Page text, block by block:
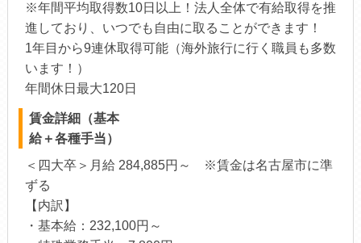
※年間平均取得数10日以上！法人全体で有給取得を推
進しており、いつでも自由に取ることができます！
1年目から9連休取得可能（海外旅行に行く職員も多数
います！）
年間休日最大120日
賃金詳細（基本
給＋各種手当）
＜四大卒＞月給 284,885円～ ※賃金は名古屋市に準
ずる
【内訳】
・基本給：232,100円～